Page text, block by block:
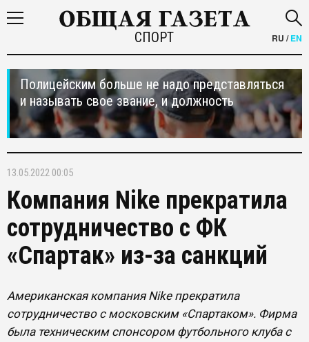
СПОРТ RU /EN
Полицейским больше не надо представляться
и называть свое звание, и должность
13.05.2022 00:05
Компания Nike прекратила
сотрудничество с ФК
«Спартак» из-за санкций
Американская компания Nike прекратила
сотрудничество с московским «Спартаком». Фирма
была техническим спонсором футбольного клуба с